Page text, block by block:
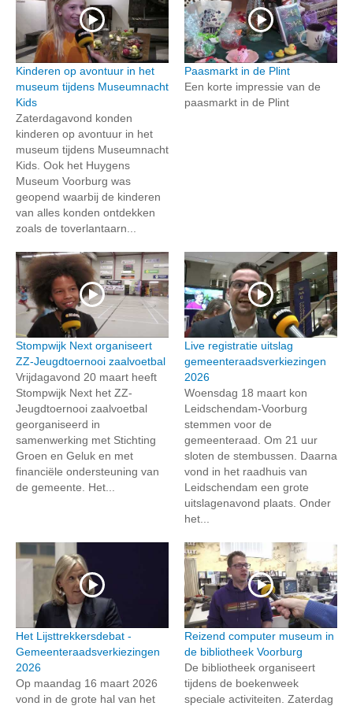
Kinderen op avontuur in het
museum tijdens Museumnacht
Kids
Zaterdagavond konden
kinderen op avontuur in het
museum tijdens Museumnacht
Kids. Ook het Huygens
Museum Voorburg was
geopend waarbij de kinderen
van alles konden ontdekken
zoals de toverlantaarn...
Paasmarkt in de Plint
Een korte impressie van de
paasmarkt in de Plint
Stompwijk Next organiseert
ZZ-Jeugdtoernooi zaalvoetbal
Vrijdagavond 20 maart heeft
Stompwijk Next het ZZ-
Jeugdtoernooi zaalvoetbal
georganiseerd in
samenwerking met Stichting
Groen en Geluk en met
financiële ondersteuning van
de gemeente. Het...
Live registratie uitslag
gemeenteraadsverkiezingen
2026
Woensdag 18 maart kon
Leidschendam-Voorburg
stemmen voor de
gemeenteraad. Om 21 uur
sloten de stembussen. Daarna
vond in het raadhuis van
Leidschendam een grote
uitslagenavond plaats. Onder
het...
Het Lijsttrekkersdebat -
Gemeenteraadsverkiezingen
2026
Op maandag 16 maart 2026
vond in de grote hal van het
Reizend computer museum in
de bibliotheek Voorburg
De bibliotheek organiseert
tijdens de boekenweek
speciale activiteiten. Zaterdag